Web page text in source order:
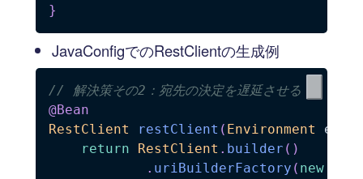
}
JavaConfigでのRestClientの生成例
// 解決策その2：宛先の決定を遅延させる
@Bean
RestClient
restClient ( Environment env
return
RestClient . builder ( )
. uriBuilderFactory ( new